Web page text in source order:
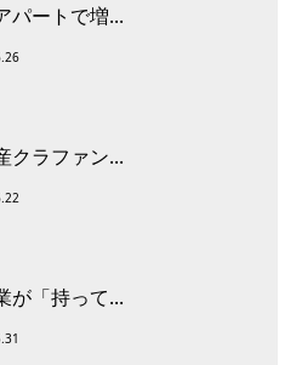
パートで増...
クラファン...
が「持って...